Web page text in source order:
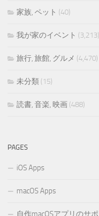
家族, ペット (40)
我が家のイベント (3,213)
旅行, 旅館, グルメ (4,470)
未分類 (15)
読書, 音楽, 映画 (488)
PAGES
iOS Apps
macOS Apps
自作macOSアプリのサ